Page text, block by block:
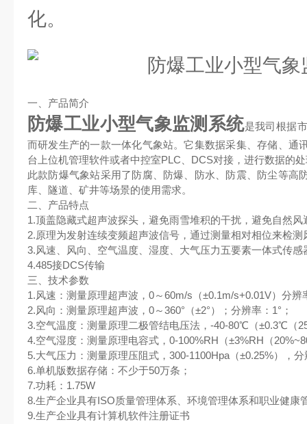
化。
一、产品简介
防爆工业小型气象监测系统是我司根据
而研发生产的一款一体化气象站。它集数据采集、存储、通
台上位机管理软件或者中控室PLC、DCS对接，进行数据的
此款防爆气象站采用了防腐、防爆、防水、防震、防尘等高
库、隧道、矿井等场景的使用需求。
二、产品特点
1.顶盖隐藏式超声波探头，避免雨雪堆积的干扰，避免自然
2.原理为发射连续变频超声波信号，通过测量相对相位来检
3.风速、风向、空气温度、湿度、大气压力五要素一体式传
4.485接DCS传输
三、技术参数
1.风速：测量原理超声波，0～60m/s（±0.1m/s+0.01V）分辨
2.风向：测量原理超声波，0～360°（±2°）；分辨率：1°；
3.空气温度：测量原理二极管结电压法，-40-80℃（±0.3℃（
4.空气湿度：测量原理电容式，0-100%RH（±3%RH（
5.大气压力：测量原理压阻式，300-1100Hpa（±0.25%），
6.单机版数据存储：不少于50万条；
7.功耗：1.75W
8.生产企业具有ISO质量管理体系、环境管理体系和职业健康
9.生产企业具有计算机软件注册证书